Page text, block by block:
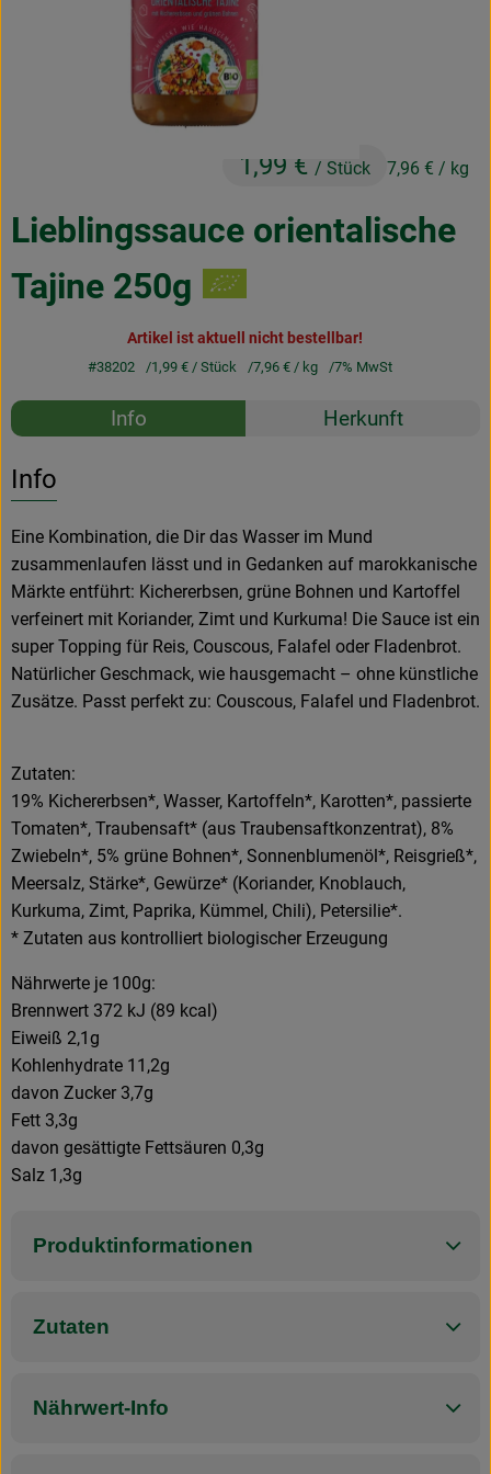
Obst & Gemüse
Drogerie & Diverses
Lieferservice
Geschäftskunden
Lieblingssauce orientalische
Tajine 250g
1,99 € / Stück 7,96 € / kg
Artikel ist aktuell nicht bestellbar!
#38202 1,99 € / Stück 7,96 € / kg 7% MwSt
Rezepte
Info Herkunft
Info
Eine Kombination, die Dir das Wasser im Mund
zusammenlaufen lässt und in Gedanken auf marokkanische
Märkte entführt: Kichererbsen, grüne Bohnen und Kartoffel
verfeinert mit Koriander, Zimt und Kurkuma! Die Sauce ist ein
super Topping für Reis, Couscous, Falafel oder Fladenbrot.
Natürlicher Geschmack, wie hausgemacht – ohne künstliche
Zusätze. Passt perfekt zu: Couscous, Falafel und Fladenbrot.
Zutaten:
19% Kichererbsen*, Wasser, Kartoffeln*, Karotten*, passierte
Tomaten*, Traubensaft* (aus Traubensaftkonzentrat), 8%
Zwiebeln*, 5% grüne Bohnen*, Sonnenblumenöl*, Reisgrieß*,
Meersalz, Stärke*, Gewürze* (Koriander, Knoblauch,
Kurkuma, Zimt, Paprika, Kümmel, Chili), Petersilie*.
* Zutaten aus kontrolliert biologischer Erzeugung
Nährwerte je 100g:
Brennwert 372 kJ (89 kcal)
Eiweiß 2,1g
Kohlenhydrate 11,2g
davon Zucker 3,7g
Fett 3,3g
davon gesättigte Fettsäuren 0,3g
Salz 1,3g
Produktinformationen
Zutaten
Nährwert-Info